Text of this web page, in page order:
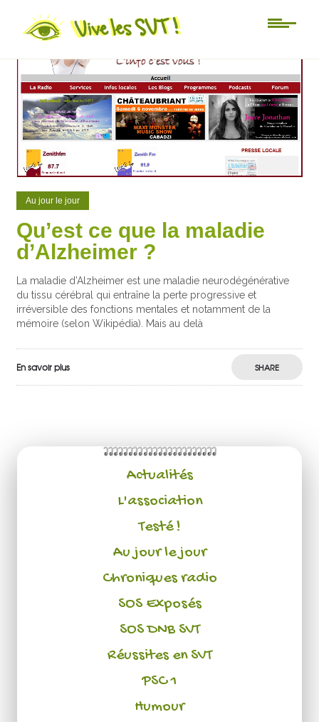
Au jour le jour
Qu’est ce que la maladie
d’Alzheimer ?
La maladie d’Alzheimer est une maladie neurodégénérative
du tissu cérébral qui entraîne la perte progressive et
irréversible des fonctions mentales et notamment de la
mémoire (selon Wikipédia). Mais au delà
En savoir plus SHARE
Actualités
L'association
Testé !
Au jour le jour
Chroniques radio
SOS Exposés
SOS DNB SVT
Réussites en SVT
PSC 1
Humour